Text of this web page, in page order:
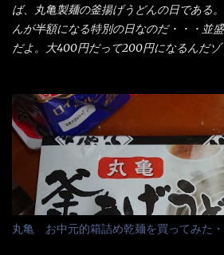
ば、丸亀製麺の釜揚げうどんの日である
んが半額になる特別の日なのだ・・・並
だよ。大400円だって200円になるんだゾ
でる～ でもコレって食べきるまで湯に
初と最後では麺の固さというかコシが違
らないじゃん！ 茹で上げ直後の麺だけ
う。 事前にググって調べたら、やっぱり
文方法としてあるらしい。 それと店員に
者も居るらしい云う事。 そこでランチ混
配慮でもある。 11:20 店内に入り・・・
シで！』と注文したら、近場にいたオッ
丸亀 お中元的箱詰め乾麺を買ってみた